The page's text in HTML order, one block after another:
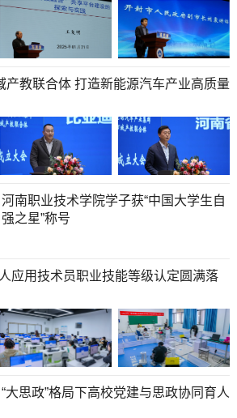
产教联合体 打造新能源汽车产业高质量
河南职业技术学院学子获“中国大学生自
强之星”称号
应用技术员职业技能等级认定圆满落
“大思政”格局下高校党建与思政协同育人